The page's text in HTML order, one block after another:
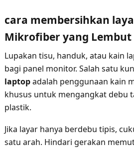
cara membersihkan
Mikrofiber yang Lembut
Lupakan tisu, handuk, atau kain
bagi panel monitor. Salah satu
laptopadalah penggunaan kain
khusus untuk mengangkat debu
plastik.
Jika layar hanya berdebu tipis,
satu arah. Hindari gerakan